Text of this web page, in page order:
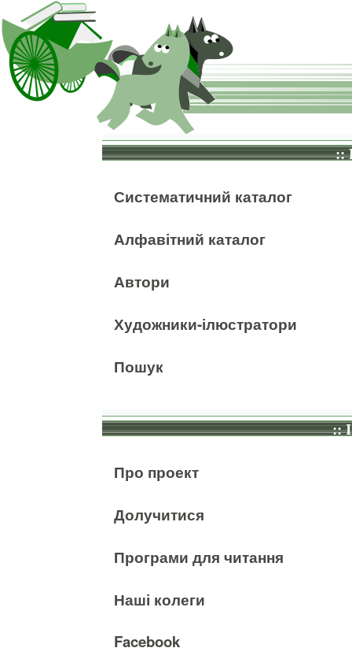
::
Систематичний каталог
Алфавітний каталог
Автори
Художники-ілюстратори
Пошук
::
Про проект
Долучитися
Програми для читання
Наші колеги
Facebook